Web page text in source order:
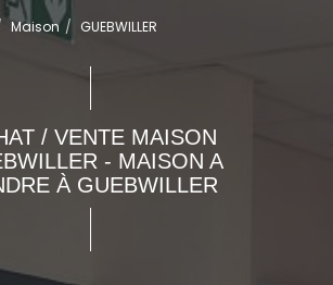
Maison GUEBWILLER
/ VENTE MAISON
- MAISON A
À GUEBWILLER